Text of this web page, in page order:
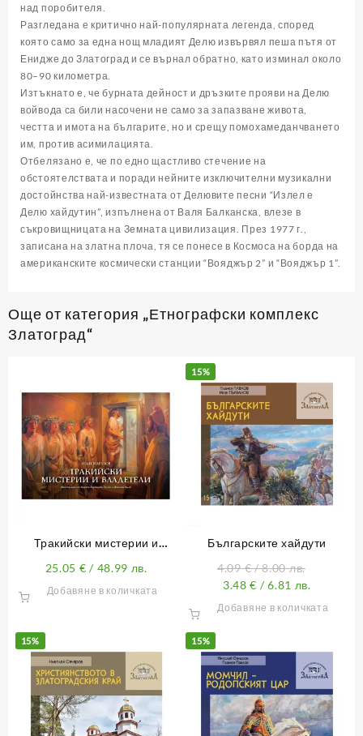
над поробителя.
Разгледана е критично най-популярната легенда, според
която само за една нощ младият Делю извървял пеша пътя от
Енидже до Златоград и се върнал обратно, като изминал около
80–90 километра.
Изтъкнато е, че бурната дейност и дръзките прояви на Делю
войвода са били насочени не само за запазване живота,
честта и имота на българите, но и срещу помохамеданчването
им, против асимилацията.
Отбелязано е, че по едно щастливо стечение на
обстоятелствата и поради нейните изключителни музикални
достойнства най-известната от Делювите песни “Излел е
Делю хайдутин”, изпълнена от Валя Балканска, влезе в
съкровищницата на Земната цивилизация. През 1977 г.,
записана на златна плоча, тя се понесе в Космоса на борда на
американските космически станции “Вояджър 2” и “Вояджър 1”.
Още от категория „Етнографски комплекс
Златоград“
Тракийски мистерии и
25.05 € / 48.99 лв.
Добавяне в количката
15%
Българските хайдути
4.09€/ 8.00 лв.
3.48€ / 6.81 лв.
Добавяне в количката
15% 15%